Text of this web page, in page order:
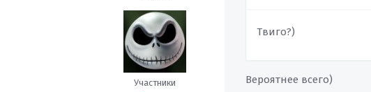
Участники
Твиго?)
Вероятнее всего)